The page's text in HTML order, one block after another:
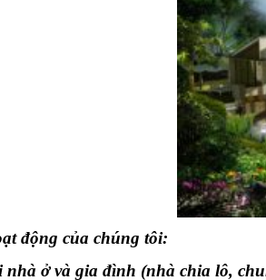
động của chúng tôi:
nhà ở và gia đình (nhà chia lô,